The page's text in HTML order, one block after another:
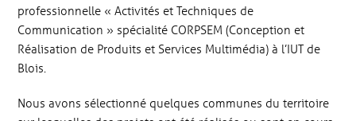
professionnelle « Activités et Techniques de
Communication » spécialité CORPSEM (Conception et
Réalisation de Produits et Services Multimédia) à l’IUT de
Blois.
Nous avons sélectionné quelques communes du territoire